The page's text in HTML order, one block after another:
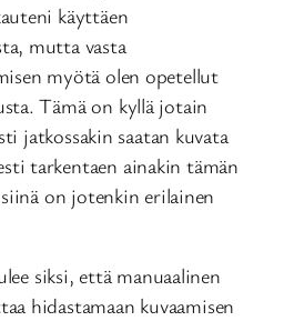
käyttäen
mutta vasta
myötä olen opetellut
Tämä on kyllä jotain
jatkossakin saatan kuvata
tarkentaen ainakin tämän
siinä on jotenkin erilainen
siksi, että manuaalinen
hidastamaan kuvaamisen